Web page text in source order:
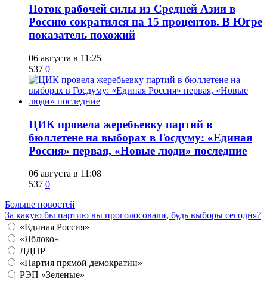
Поток рабочей силы из Средней Азии в
Россию сократился на 15 процентов. В Югре
показатель похожий
06 августа в 11:25
537 0
ЦИК провела жеребьевку партий в
бюллетене на выборах в Госдуму: «Единая
Россия» первая, «Новые люди» последние
06 августа в 11:08
537 0
Больше новостей
За какую бы партию вы проголосовали, будь выборы сегодня?
«Единая Россия»
«Яблоко»
ЛДПР
«Партия прямой демократии»
РЭП «Зеленые»